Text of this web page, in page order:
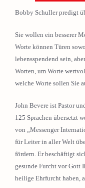
Bobby Schuller predigt
Sie wollen ein besserer
Worte können Türen
lebensspendend sein,
Worten, um Worte
welche Worte sollen Sie
John Bevere ist Pastor
125 Sprachen übersetzt
von „Messenger
für Leiter in aller Welt
fördern. Er beschäftigt
gesunde Furcht vor Gott
heilige Ehrfurcht haben,